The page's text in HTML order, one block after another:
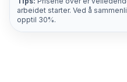
arbeidet starter. Ved å
opptil 30%.